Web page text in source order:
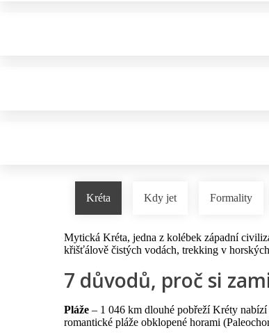
Kréta Kdy jet Formality
Mytická Kréta, jedna z kolébek západní
křišťálově čistých vodách, trekking v
7 důvodů, proč si
Pláže – 1 046 km dlouhé pobřeží Kréty nabízí
romantické pláže obklopené horami